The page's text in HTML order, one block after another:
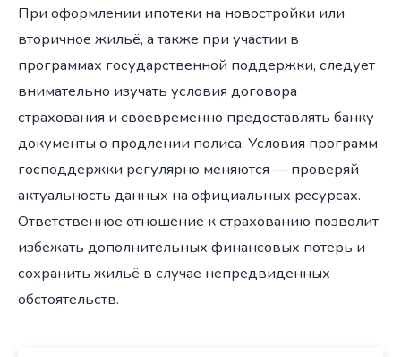
При оформлении ипотеки на новостройки или
вторичное жильё, а также при участии в
программах государственной поддержки, следует
внимательно изучать условия договора
страхования и своевременно предоставлять банку
документы о продлении полиса. Условия программ
господдержки регулярно меняются — проверяй
актуальность данных на официальных ресурсах.
Ответственное отношение к страхованию позволит
избежать дополнительных финансовых потерь и
сохранить жильё в случае непредвиденных
обстоятельств.